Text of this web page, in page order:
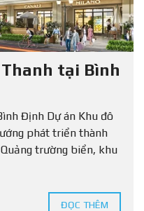
tại Bình
Định Dự án Khu đô
phát triển thành
trường biển, khu
ĐỌC THÊM